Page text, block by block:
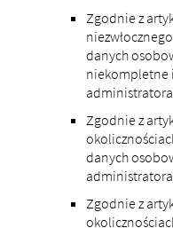
Zgodnie z
danych
niekompletne
administratora.
Zgodnie z
danych
administratora.
Zgodnie z